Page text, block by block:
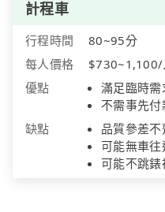
計程車
行程時間
80~95分
每人價格
$730~1,100/
優點
滿足臨時需
不需事先付
缺點
品質參差不
可能無車往
可能不跳錶